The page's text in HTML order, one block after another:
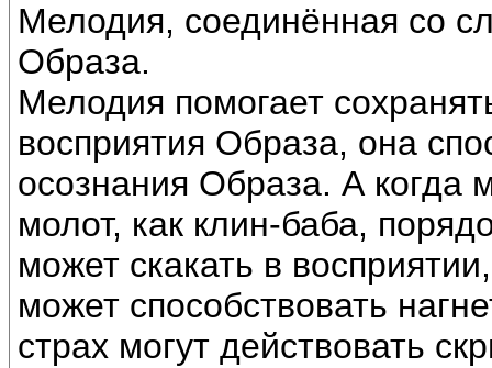
Мелодия, соединённая со
Образа.
Мелодия помогает
восприятия Образа, она
осознания Образа. А когда
молот, как клин-баба,
может скакать в
может способствовать
страх могут действовать